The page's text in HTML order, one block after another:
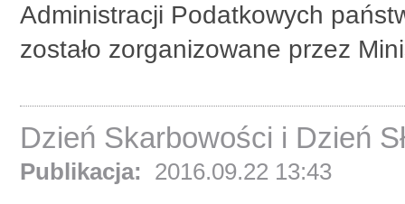
Administracji Podatkowych
zostało zorganizowane przez
Dzień Skarbowości i Dzień
Publikacja: 2016.09.22 13:43